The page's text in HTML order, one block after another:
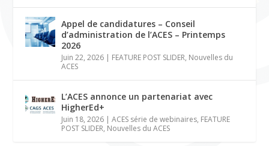
Appel de candidatures – Conseil
d’administration de l’ACES – Printemps
2026
Juin 22, 2026 | FEATURE POST SLIDER, Nouvelles du
ACES
L’ACES annonce un partenariat avec
HigherEd+
Juin 18, 2026 |ACES série de webinaires, FEATURE
POST SLIDER, Nouvelles du ACES